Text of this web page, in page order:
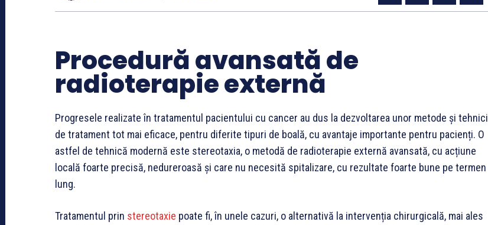
Procedură avansată de
radioterapie externă
Progresele realizate în tratamentul pacientului cu cancer au dus la dezvoltarea unor metode și tehnici
de tratament tot mai eficace, pentru diferite tipuri de boală, cu avantaje importante pentru pacienți. O
astfel de tehnică modernă este stereotaxia, o metodă de radioterapie externă avansată, cu acțiune
locală foarte precisă, nedureroasă și care nu necesită spitalizare, cu rezultate foarte bune pe termen
lung.
Tratamentul prin stereotaxie poate fi, în unele cazuri, o alternativă la intervenția chirurgicală, mai ales